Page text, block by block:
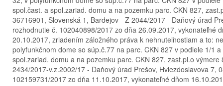
spol.čast. a spol.zariad. domu a na pozemku parc. CKN 827,
36716901, Slovenská 1, Bardejov - Z 2044/2017 - Daňový úrad
rozhodnutie č. 102040898/2017 zo dňa 26.09.2017, vykonateľné
20.10.2017, zriadením záložného práva k nehnuteľnostiam a to:
polyfunkčnom dome so súp.č.77 na parc. CKN 827 v podiele 1/1
spol.zariad. domu a na pozemku parc. CKN 827, zast.pl.o
2434/2017-v.z.2002/17 - Daňový úrad Prešov, Hviezdoslavova 7,
102159731/2017 zo dňa 11.10.2017, vykonateľné dňom